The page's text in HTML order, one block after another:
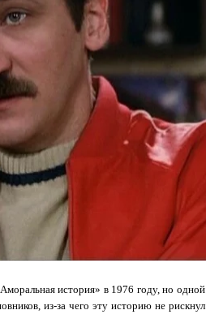
история» в 1976 году, но одной
из-за чего эту историю не рискнул